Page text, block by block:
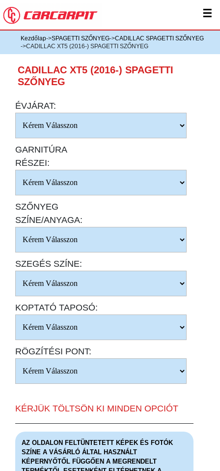
☰
Kezdőlap->SPAGETTI SZŐNYEG->CADILLAC SPAGETTI SZŐNYEG
->CADILLAC XT5 (2016-) SPAGETTI SZŐNYEG
CADILLAC XT5 (2016-) SPAGETTI
SZŐNYEG
ÉVJÁRAT:
GARNITÚRA
RÉSZEI:
SZŐNYEG
SZÍNE/ANYAGA:
SZEGÉS SZÍNE:
KOPTATÓ TAPOSÓ:
RÖGZÍTÉSI PONT:
KÉRJÜK TÖLTSÖN KI MINDEN OPCIÓT
AZ OLDALON FELTÜNTETETT KÉPEK ÉS FOTÓK
SZÍNE A VÁSÁRLÓ ÁLTAL HASZNÁLT
KÉPERNYŐTŐL FÜGGŐEN A MEGRENDELT